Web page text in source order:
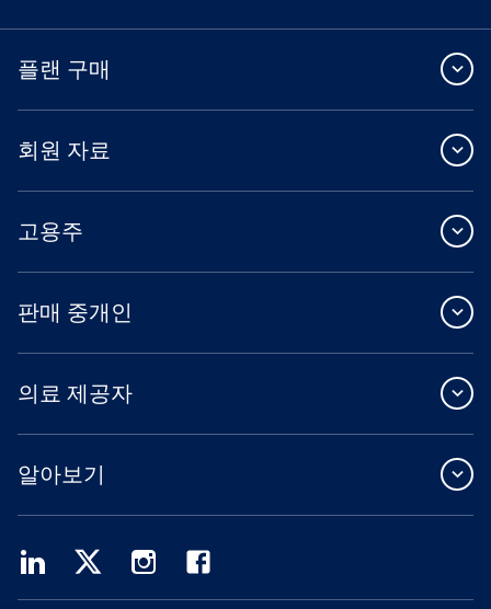
플랜 구매
회원 자료
고용주
판매 중개인
의료 제공자
알아보기